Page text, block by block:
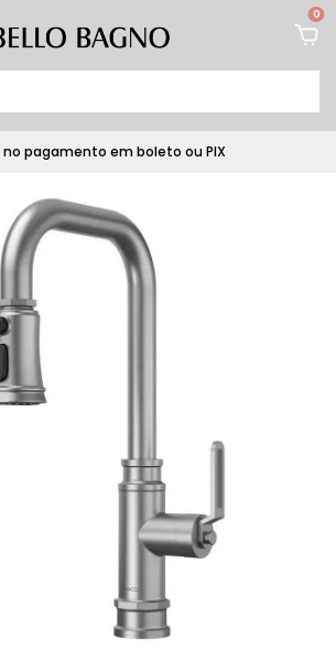
0
no pagamento em boleto ou PIX